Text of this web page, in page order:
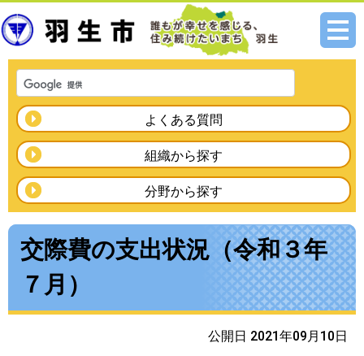
メニ
よくある質問
組織から探す
分野から探す
交際費の支出状況（令和３年
７月）
公開日 2021年09月10日